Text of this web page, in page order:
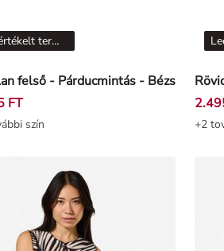
felső - Párducmintás - Bézs
Leértékelt termékek
FT
szín +2